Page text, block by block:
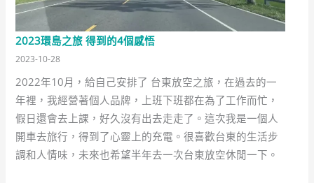
2023環島之旅 得到的4個感悟
2023-10-28
2022年10月，給自己安排了 台東放空之旅，在過去的一
年裡，我經營著個人品牌，上班下班都在為了工作而忙，
假日還會去上課，好久沒有出去走走了。這次我是一個人
開車去旅行，得到了心靈上的充電。很喜歡台東的生活步
調和人情味，未來也希望半年去一次台東放空休閒一下。